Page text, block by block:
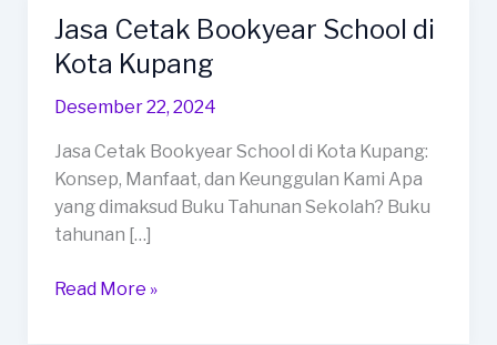
Jasa Cetak Bookyear School di
Kota Kupang
Desember 22, 2024
Jasa Cetak Bookyear School di Kota Kupang:
Konsep, Manfaat, dan Keunggulan Kami Apa
yang dimaksud Buku Tahunan Sekolah? Buku
tahunan […]
Jasa
Cetak
Bookyear
School
Kota
Kupang
Read More »